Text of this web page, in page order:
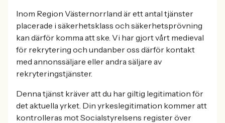
Inom Region Västernorrland är ett antal tjänster
placerade i säkerhetsklass och säkerhetsprövning
kan därför komma att ske. Vi har gjort vårt medieval
för rekrytering och undanber oss därför kontakt
med annonssäljare eller andra säljare av
rekryteringstjänster.
Denna tjänst kräver att du har giltig legitimation för
det aktuella yrket. Din yrkeslegitimation kommer att
kontrolleras mot Socialstyrelsens register över